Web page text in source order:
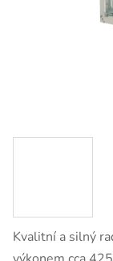
Kvalitní a silný